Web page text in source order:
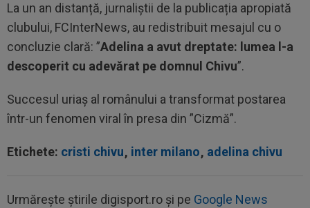
La un an distanță, jurnaliștii de la publicația apropiată
clubului, FCInterNews, au redistribuit mesajul cu o
concluzie clară: ”Adelina a avut dreptate: lumea l-a
descoperit cu adevărat pe domnul Chivu”.
Succesul uriaș al românului a transformat postarea
într-un fenomen viral în presa din ”Cizmă”.
Etichete: cristi chivu, inter milano, adelina chivu
Urmărește știrile digisport.ro și pe Google News